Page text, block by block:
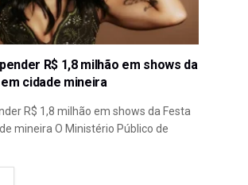
R$ 1,8 milhão em shows da
cidade mineira
R$ 1,8 milhão em shows da Festa
mineira O Ministério Público de